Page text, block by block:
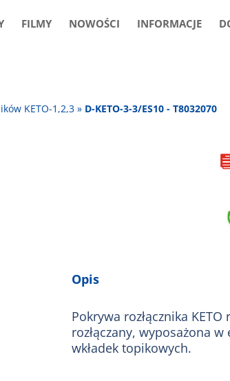
FILMY NOWOŚCI INFORMACJE
KETO-1,2,3 » D-KETO-3-3/ES10 - T8032070
Opis
Pokrywa rozłącznika
rozłączany, wyposażona
wkładek topikowych.